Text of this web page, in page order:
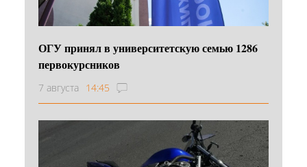
ОГУ принял в университетскую семью 1286
первокурсников
7 августа 14:45